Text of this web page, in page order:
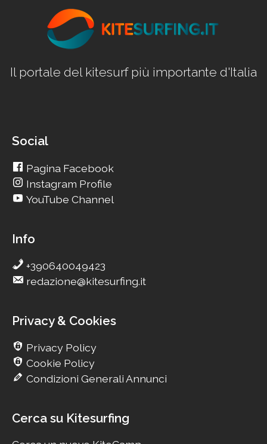
Il portale del kitesurf più importante d'Italia
Social
Pagina Facebook
Instagram Profile
YouTube Channel
Info
+390640049423
redazione@kitesurfing.it
Privacy & Cookies
Privacy Policy
Cookie Policy
Condizioni Generali Annunci
Cerca su Kitesurfing